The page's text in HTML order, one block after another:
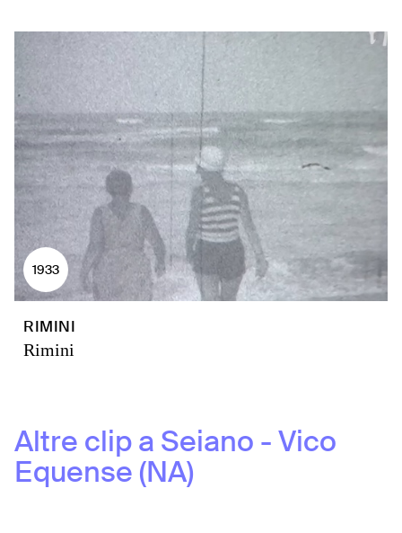
1933
RIMINI
Rimini
Altre clip a Seiano - Vico
Equense (NA)